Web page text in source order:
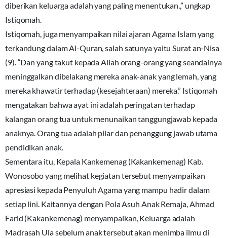
diberikan keluarga adalah yang paling menentukan.,” ungkap
Istiqomah.
Istiqomah, juga menyampaikan nilai ajaran Agama Islam yang
terkandung dalam Al-Quran, salah satunya yaitu Surat an-Nisa
(9). “Dan yang takut kepada Allah orang-orang yang seandainya
meninggalkan dibelakang mereka anak-anak yang lemah, yang
mereka khawatir terhadap (kesejahteraan) mereka.” Istiqomah
mengatakan bahwa ayat ini adalah peringatan terhadap
kalangan orang tua untuk menunaikan tanggungjawab kepada
anaknya. Orang tua adalah pilar dan penanggung jawab utama
pendidikan anak.
Sementara itu, Kepala Kankemenag (Kakankemenag) Kab.
Wonosobo yang melihat kegiatan tersebut menyampaikan
apresiasi kepada Penyuluh Agama yang mampu hadir dalam
setiap lini. Kaitannya dengan Pola Asuh Anak Remaja, Ahmad
Farid (Kakankemenag) menyampaikan, Keluarga adalah
Madrasah Ula sebelum anak tersebut akan menimba ilmu di